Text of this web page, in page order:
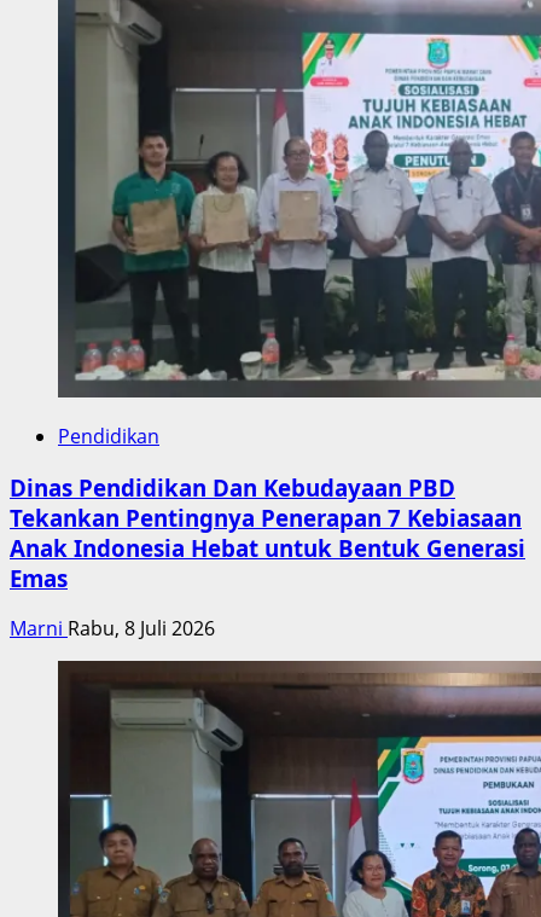
Pendidikan
Dinas Pendidikan Dan Kebudayaan PBD
Tekankan Pentingnya Penerapan 7 Kebiasaan
Anak Indonesia Hebat untuk Bentuk Generasi
Emas
Marni Rabu, 8 Juli 2026